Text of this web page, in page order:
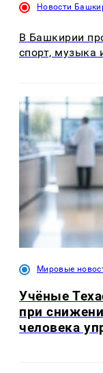
Новости
В Башкирии
спорт, музыка
Мировые
Учёные
при
человека